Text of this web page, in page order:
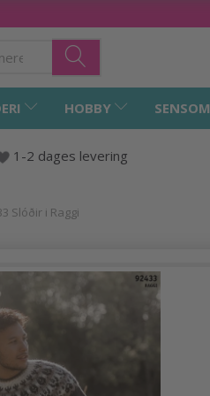
HOBBY
1-2 dages levering
Slóðir i Raggi